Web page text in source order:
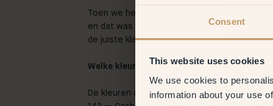
Consent
This website uses cookies
We use cookies to
information about your use
Toen we het huis kochten was vrijwel alles
en dat was niet het gevoel waar we naar
de juiste kleuren waren warmte, contrast en
Welke kleuren hebben jullie gekozen en
De kleuren die we hebben gekozen zijn 150